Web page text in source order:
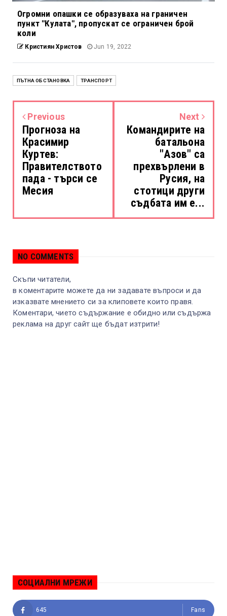
Огромни опашки се образуваха на граничен
пункт "Кулата", пропускат се ограничен брой
коли
Кристиян Христов Jun 19, 2022
ПЪТНА ОБСТАНОВКА ТРАНСПОРТ
Previous
Прогноза на
Красимир
Куртев:
Правителството
пада - търси се
Месия
Next
Командирите на
батальона
"Азов" са
прехвърлени в
Русия, на
стотици други
съдбата им е...
NO COMMENTS
Скъпи читатели,
в коментарите можете да ни задавате въпроси и да
изказвате мнението си за клиповете които правя.
Коментари, чието съдържание е обидно или съдържа
реклама на друг сайт ще бъдат изтрити!
СОЦИАЛНИ МРЕЖИ
645 Fans